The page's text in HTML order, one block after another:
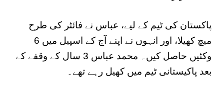
پاکستان کی ٹیم کے لیے، عباس نے فائٹر کی طرح
میچ کھیلا، اور انہوں نے اپنے آج کے اسپیل میں 6
وکٹیں حاصل کیں۔ محمد عباس 3 سال کے وقفے کے
بعد پاکیستانی ٹیم میں کھیل رہے تھے۔